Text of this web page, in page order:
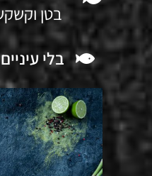
בטן
בלי עיניים